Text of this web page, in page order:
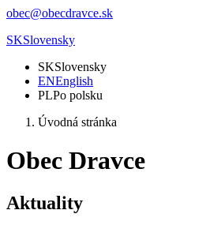
obec@obecdravce.sk
SKSlovensky
SKSlovensky
ENEnglish
PLPo polsku
Úvodná stránka
Obec Dravce
Aktuality